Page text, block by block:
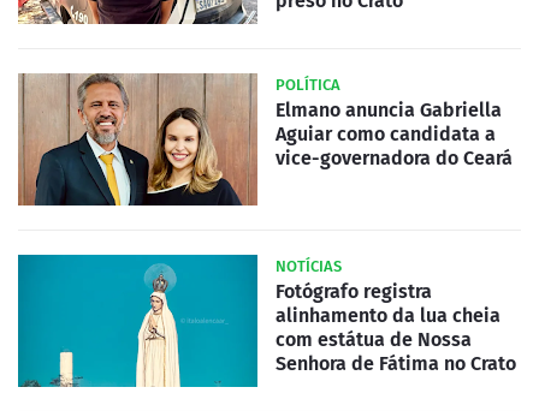
POLÍTICA
Elmano anuncia Gabriella
Aguiar como candidata a
vice-governadora do Ceará
NOTÍCIAS
Fotógrafo registra
alinhamento da lua cheia
com estátua de Nossa
Senhora de Fátima no Crato